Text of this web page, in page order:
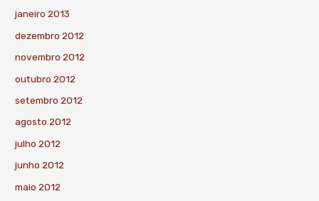
janeiro 2013
dezembro 2012
novembro 2012
outubro 2012
setembro 2012
agosto 2012
julho 2012
junho 2012
maio 2012